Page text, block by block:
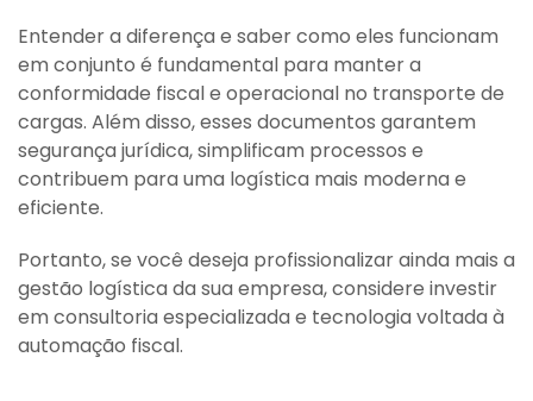
Entender a diferença e saber como eles funcionam
em conjunto é fundamental para manter a
conformidade fiscal e operacional no transporte de
cargas. Além disso, esses documentos garantem
segurança jurídica, simplificam processos e
contribuem para uma logística mais moderna e
eficiente.
Portanto, se você deseja profissionalizar ainda mais a
gestão logística da sua empresa, considere investir
em consultoria especializada e tecnologia voltada à
automação fiscal.